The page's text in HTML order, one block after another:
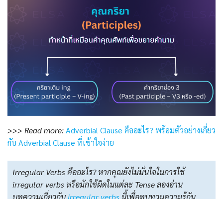
>>> Read more:Adverbial Clause คืออะไร? พร้อมตัวอย่างเกี่ยว
กับ Adverbial Clause ที่เข้าใจง่าย
Irregular Verbs คืออะไร? หากคุณยังไม่มั่นใจในการใช้
irregular verbs หรือมักใช้ผิดในแต่ละ Tense ลองอ่าน
บทความเกี่ยวกับirregular verbs นี้เพื่อทบทวนความรู้กัน